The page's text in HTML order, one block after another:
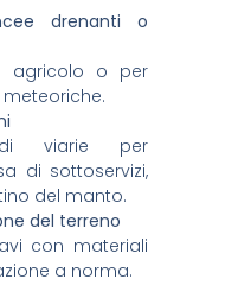
drenanti o
agricolo o per
viarie per
di sottoservizi,
del manto.
del terreno
con materiali
a norma.